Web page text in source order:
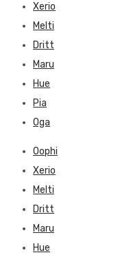
Xerio
Melti
Dritt
Maru
Hue
Pia
Oga
Oophi
Xerio
Melti
Dritt
Maru
Hue